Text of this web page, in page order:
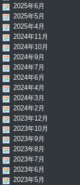
2025年6月
2025年5月
2025年4月
2024年11月
2024年10月
2024年9月
2024年7月
2024年6月
2024年4月
2024年3月
2024年2月
2023年12月
2023年10月
2023年9月
2023年8月
2023年7月
2023年6月
2023年5月